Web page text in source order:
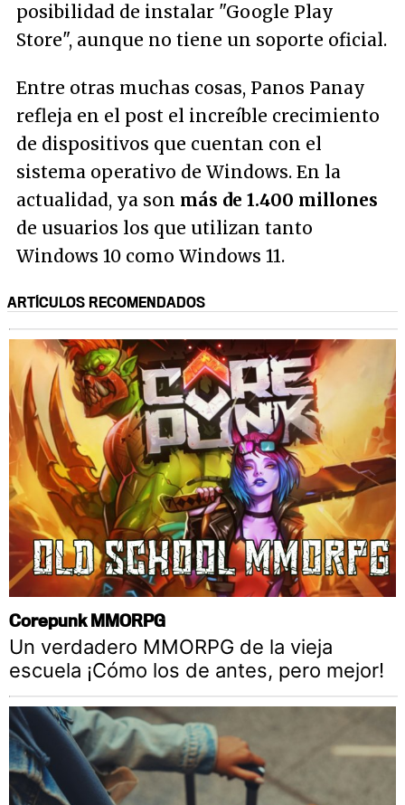
posibilidad de instalar "Google Play
Store", aunque no tiene un soporte oficial.
Entre otras muchas cosas, Panos Panay
refleja en el post el increíble crecimiento
de dispositivos que cuentan con el
sistema operativo de Windows. En la
actualidad, ya son más de 1.400 millones
de usuarios los que utilizan tanto
Windows 10 como Windows 11.
ARTÍCULOS RECOMENDADOS
Corepunk MMORPG
Un verdadero MMORPG de la vieja
escuela ¡Cómo los de antes, pero mejor!